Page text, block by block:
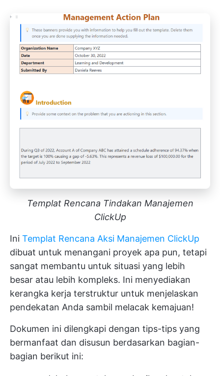
Templat Rencana Tindakan Manajemen
ClickUp
Ini Templat Rencana Aksi Manajemen ClickUp
dibuat untuk menangani proyek apa pun, tetapi
sangat membantu untuk situasi yang lebih
besar atau lebih kompleks. Ini menyediakan
kerangka kerja terstruktur untuk menjelaskan
pendekatan Anda sambil melacak kemajuan!
Dokumen ini dilengkapi dengan tips-tips yang
bermanfaat dan disusun berdasarkan bagian-
bagian berikut ini: